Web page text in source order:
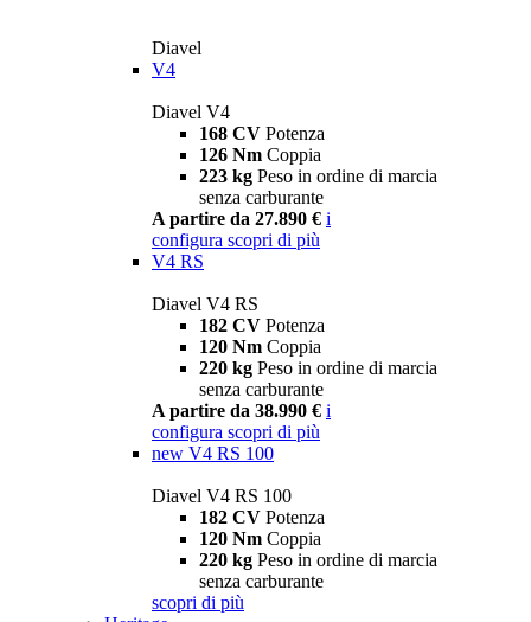
Diavel
V4
Diavel V4
168 CV Potenza
126 Nm Coppia
223 kg Peso in ordine di marcia
senza carburante
A partire da 27.890 € i
configura scopri di più
V4 RS
Diavel V4 RS
182 CV Potenza
120 Nm Coppia
220 kg Peso in ordine di marcia
senza carburante
A partire da 38.990 € i
configura scopri di più
new V4 RS 100
Diavel V4 RS 100
182 CV Potenza
120 Nm Coppia
220 kg Peso in ordine di marcia
senza carburante
scopri di più